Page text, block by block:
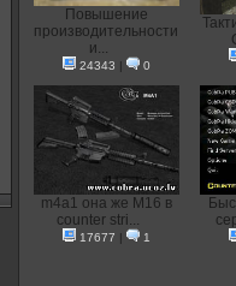
Повышение
производительности
и...
24343 | 0
m4a1 она же M16 в
counter stri...
17677 | 1